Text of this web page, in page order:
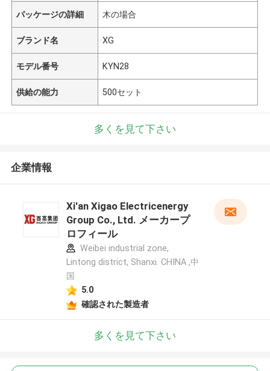
パッケージの詳細 木の場合
ブランド名 XG
モデル番号 KYN28
供給の能力 500セット
多くを見て下さい
企業情報
Xi'an Xigao Electricenergy
Group Co., Ltd. メーカープ
ロフィール
Weibei industrial zone,
Lintong district, Shanxi. CHINA ,中
国
5.0
確認された製造者
多くを見て下さい